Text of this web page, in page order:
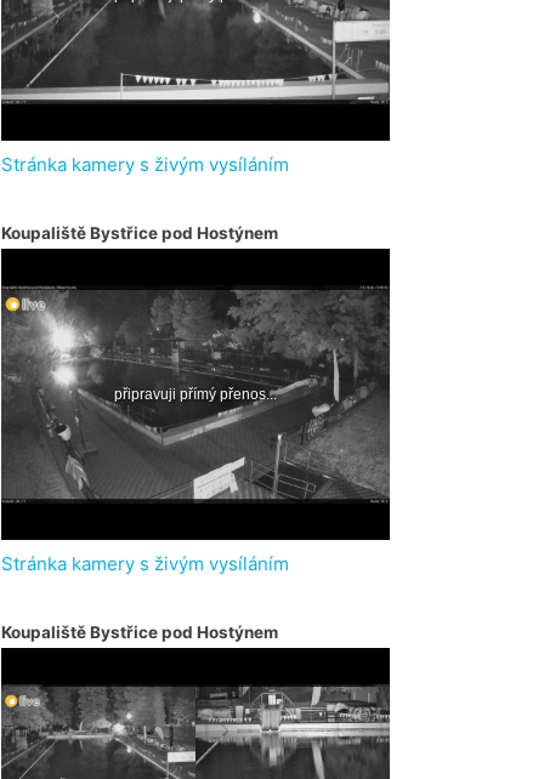
Stránka kamery s živým vysíláním
Koupaliště Bystřice pod Hostýnem
Stránka kamery s živým vysíláním
Koupaliště Bystřice pod Hostýnem